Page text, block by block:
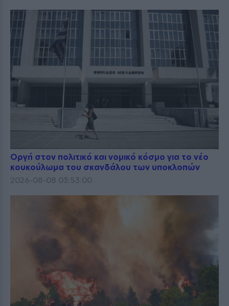
Οργή στον πολιτικό και νομικό κόσμο για το νέο
κουκούλωμα του σκανδάλου των υποκλοπών
2026-08-08 03:53:00